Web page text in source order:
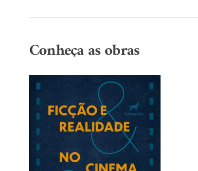
Conheça as obras